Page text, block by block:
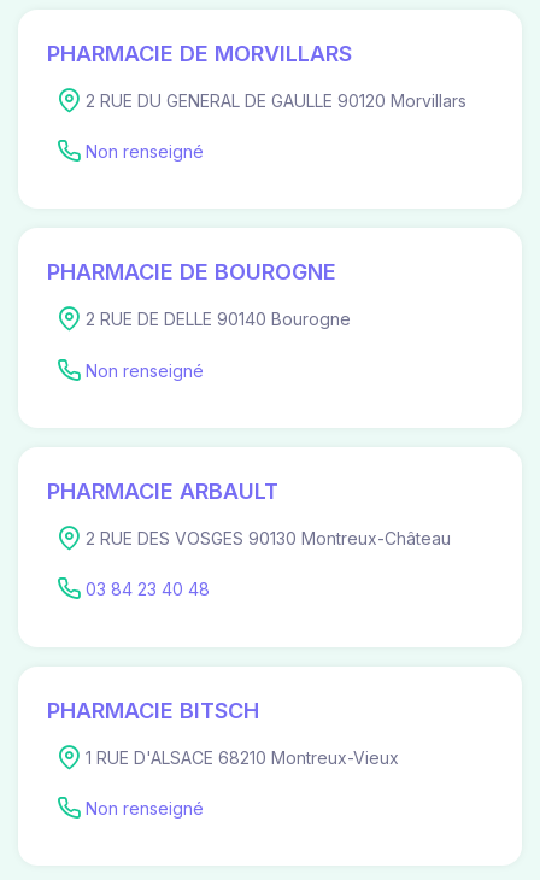
PHARMACIE DE MORVILLARS
2 RUE DU GENERAL DE GAULLE 90120 Morvillars
Non renseigné
PHARMACIE DE BOUROGNE
2 RUE DE DELLE 90140 Bourogne
Non renseigné
PHARMACIE ARBAULT
2 RUE DES VOSGES 90130 Montreux-Château
03 84 23 40 48
PHARMACIE BITSCH
1 RUE D'ALSACE 68210 Montreux-Vieux
Non renseigné